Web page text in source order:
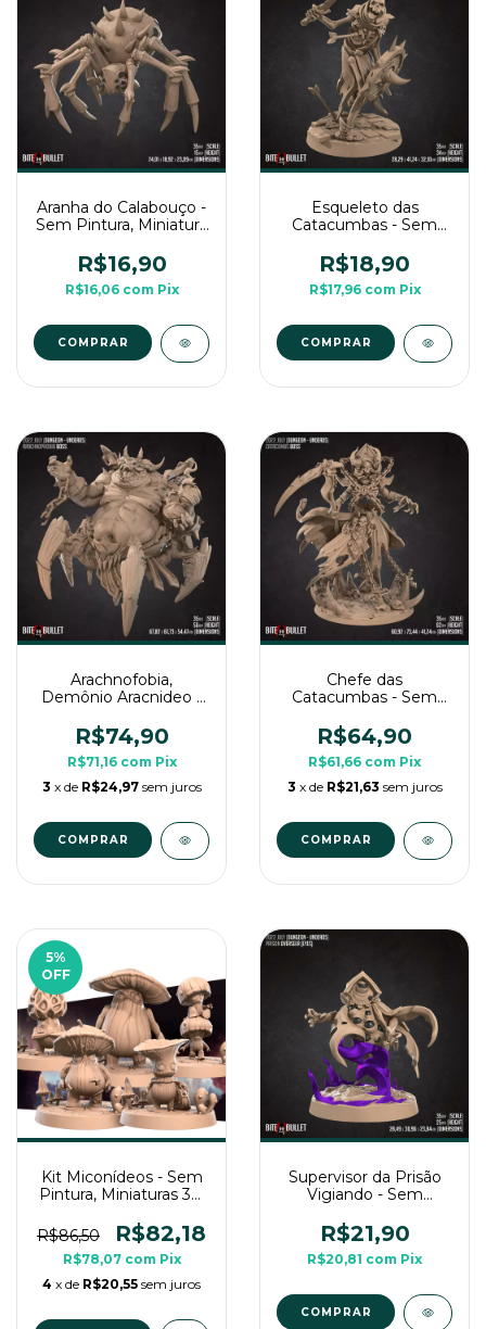
Aranha do Calabouço -
Sem Pintura, Miniatura
Mesa
R$16,90
R$16,06 com Pix
COMPRAR
Esqueleto das
Catacumbas - Sem
Médio Para RPG de
Mesa
R$18,90
R$17,96 com Pix
COMPRAR
Arachnofobia,
Demônio Aracnideo -
3D Enorme Para Rpg
de Mesa
R$74,90
R$71,16 com Pix
3 x de R$24,97 sem juros
Chefe das
Catacumbas - Sem
Grande Para Rpg de
Mesa
R$64,90
R$61,66 com Pix
3 x de R$21,63 sem juros
5%
OFF
Kit Miconídeos - Sem
Pintura, Miniaturas 3D
Mesa
R$86,50 R$82,18
R$78,07 com Pix
4 x de R$20,55 sem juros
Supervisor da Prisão
Vigiando - Sem
Médio Para RPG de
Mesa
R$21,90
R$20,81 com Pix
COMPRAR